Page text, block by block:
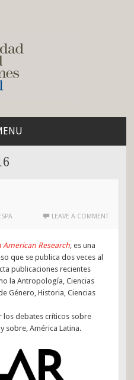
de
LEAVE A COMMENT
American Research , es una
que se publica dos veces al
publicaciones recientes
la Antropología, Ciencias
Género, Historia, Ciencias
los debates críticos sobre
sobre, América Latina.